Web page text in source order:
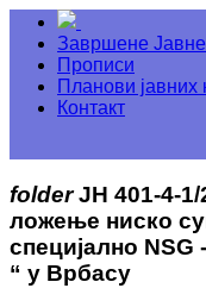
Завршене
Прописи
Планови јавних
Контакт
folder ЈН 401-4-
ложење ниско
специјално
“ у Врбасу